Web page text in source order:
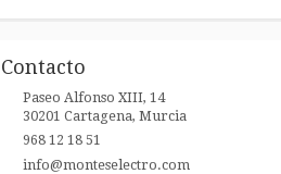
Contacto
Paseo Alfonso XIII, 14
30201 Cartagena, Murcia
968 12 18 51
info@monteselectro.com